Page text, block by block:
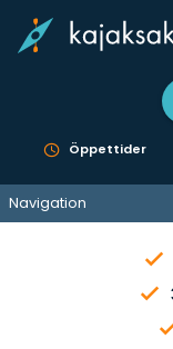
Öppettider
Navigation